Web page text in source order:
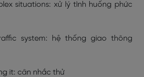
situations: xử lý tình huống phức
system: hệ thống giao thông
it: cân nhắc thử